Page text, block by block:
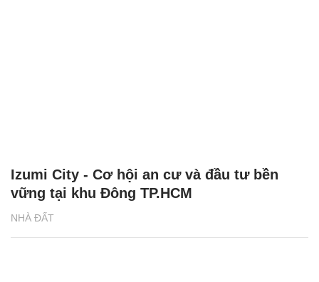
NHÀ ĐẤT
Izumi City - Cơ hội an cư và đầu tư bền
vững tại khu Đông TP.HCM